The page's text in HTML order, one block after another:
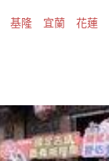
基隆 宜蘭 花蓮